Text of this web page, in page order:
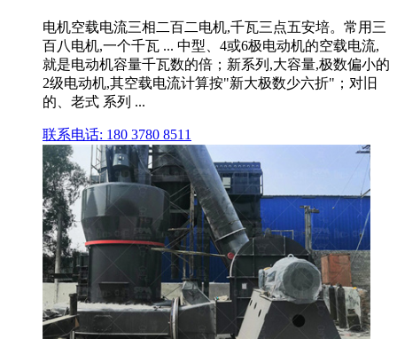
电机空载电流三相二百二电机,千瓦三点五安培。常用三
百八电机,一个千瓦 ... 中型、4或6极电动机的空载电流,
就是电动机容量千瓦数的倍；新系列,大容量,极数偏小的
2级电动机,其空载电流计算按"新大极数少六折"；对旧
的、老式 系列 ...
联系电话: 180 3780 8511